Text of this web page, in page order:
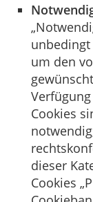
um den
Cookies
dieser
Cookies